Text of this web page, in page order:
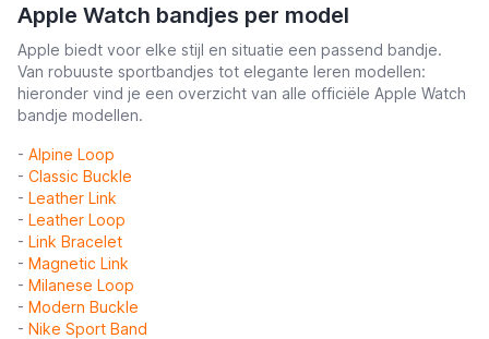
Apple Watch bandjes per model
Apple biedt voor elke stijl en situatie een passend bandje.
Van robuuste sportbandjes tot elegante leren modellen:
hieronder vind je een overzicht van alle officiële Apple Watch
bandje modellen.
- Alpine Loop
- Classic Buckle
- Leather Link
- Leather Loop
- Link Bracelet
- Magnetic Link
- Milanese Loop
- Modern Buckle
- Nike Sport Band